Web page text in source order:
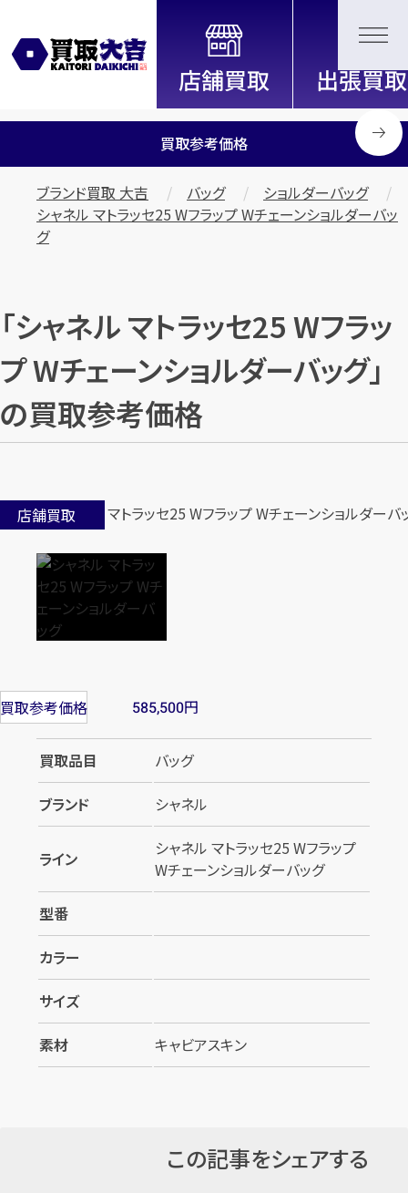
全国2200店舗以上展開中！
信頼と実績の買取専門店「買取大
吉」
カンタン無料
お電話で無料査定
買取参考価格
ブランド買取 大吉 バッグ
ショルダーバッグ
シャネル マトラッセ25 Wフラップ Wチェーンショルダーバッ
グ
「シャネル マトラッセ25 Wフラッ
プ Wチェーンショルダーバッグ」
の買取参考価格
店舗買取
買取参考価格 585,500円
買取品目
バッグ
ブランド
シャネル
ライン
シャネル マトラッセ25 Wフラップ
Wチェーンショルダーバッグ
型番
カラー
サイズ
素材
キャビアスキン
この記事をシェアする